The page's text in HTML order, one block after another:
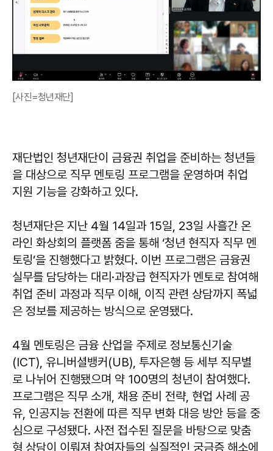
[사진=청년재단]
재단법인 청년재단이 금융권 취업을 준비하는 청년들
을 대상으로 직무 멘토링 프로그램을 운영하며 취업
지원 기능을 강화하고 있다.
청년재단은 지난 4월 14일과 15일, 23일 사흘간 온
라인 화상회의 플랫폼 줌을 통해 ‘청년 현직자 직무 멘
토링’을 진행했다고 밝혔다. 이번 프로그램은 금융권
실무를 담당하는 대리·과장급 현직자가 멘토로 참여해
취업 준비 과정과 직무 이해, 이직 관련 상담까지 폭넓
은 정보를 제공하는 방식으로 운영됐다.
4월 멘토링은 금융 산업을 주제로 정보통신기술
(ICT), 유니버셜뱅커(UB), 투자은행 등 세부 직무별
로 나뉘어 진행됐으며 약 100명의 청년이 참여했다.
프로그램은 직무 소개, 채용 준비 전략, 현업 사례 공
유, 인공지능 전환에 따른 직무 변화 대응 방안 등을 중
심으로 구성됐다. 사전 접수된 질문을 바탕으로 맞춤
형 상담이 이뤄져 참여자들의 실질적인 궁금증 해소에